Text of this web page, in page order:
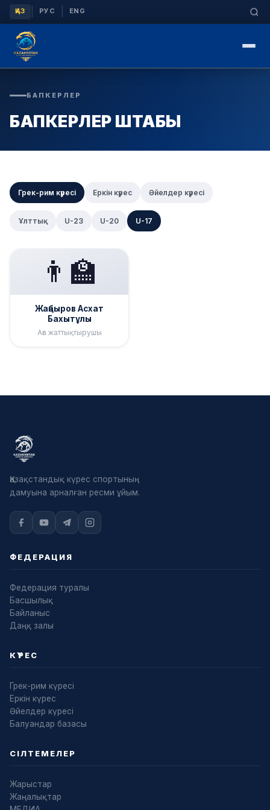
ҚАЗ РУС ENG
БАПКЕРЛЕР
БАПКЕРЛЕР ШТАБЫ
Грек-рим күресі Еркін күрес Әйелдер күресі
Ұлттық U-23 U-20 U-17
👨‍🏫
Жаңбыров Асхат
Бахытұлы
Аға жаттықтырушы
Қазақстандық күрес спортының
дамуына арналған ресми ұйым.
ФЕДЕРАЦИЯ
Федерация туралы
Басшылық
Байланыс
Даңқ залы
КҮРЕС
Грек-рим күресі
Еркін күрес
Әйелдер күресі
Балуандар базасы
СІЛТЕМЕЛЕР
Жарыстар
Жаңалықтар